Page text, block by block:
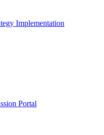
Implementation
Portal